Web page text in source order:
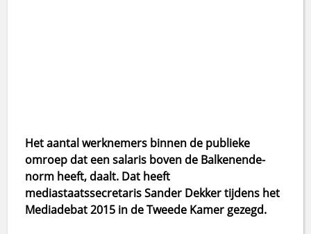
Het aantal werknemers binnen de publieke
omroep dat een salaris boven de Balkenende-
norm heeft, daalt. Dat heeft
mediastaatssecretaris Sander Dekker tijdens het
Mediadebat 2015 in de Tweede Kamer gezegd.